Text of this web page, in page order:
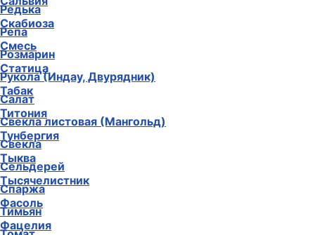
Скабиоза
Смесь
Статица
Табак
Титония
Тунбергия
Тыква
Тысячелистник
Фасоль
Фацелия
Редька
Репа
Розмарин
Рукола (Индау, Двурядник)
Салат
Свекла листовая (Мангольд)
Свекла
Сельдерей
Спаржа
Тимьян